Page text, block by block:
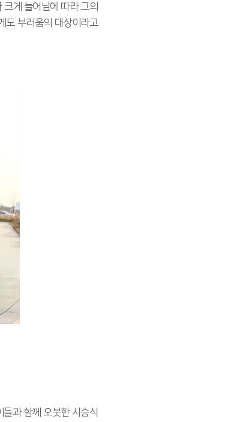
게 늘어남에 따라 그의
도 부러움의 대상이라고
과 함께 오붓한 시승식